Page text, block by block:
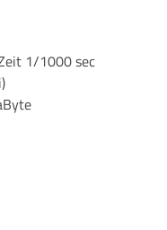
1/1000 sec